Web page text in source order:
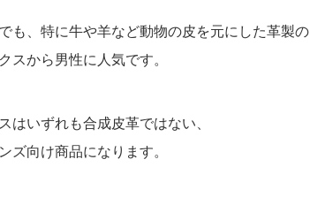
も、特に牛や羊など動物の皮を元にした革製の
スから男性に人気です。
はいずれも合成皮革ではない、
ズ向け商品になります。